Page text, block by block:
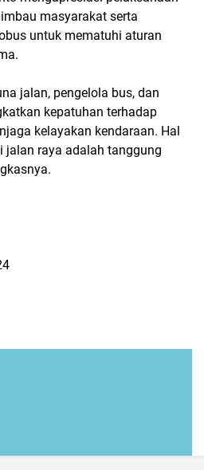
masyarakat serta
untuk mematuhi aturan
jalan, pengelola bus, dan
kepatuhan terhadap
kelayakan kendaraan. Hal
jalan raya adalah tanggung